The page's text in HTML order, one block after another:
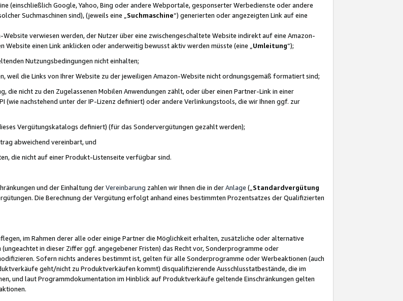
(einschließlich Google, Yahoo, Bing oder andere Webportale, gesponserter Werbedienste oder andere
Suchmaschinen sind), (jeweils eine „ Suchmaschine“) generierten oder angezeigten Link auf eine
verwiesen werden, der Nutzer über eine zwischengeschaltete Website indirekt auf eine Amazon-
einen Link anklicken oder anderweitig bewusst aktiv werden müsste (eine „ Umleitung“);
Nutzungsbedingungen nicht einhalten;
die Links von Ihrer Website zu der jeweiligen Amazon-Website nicht ordnungsgemäß formatiert sind;
die nicht zu den Zugelassenen Mobilen Anwendungen zählt, oder über einen Partner-Link in einer
(wie nachstehend unter der IP-Lizenz definiert) oder andere Verlinkungstools, die wir Ihnen ggf. zur
Vergütungskatalogs definiert) (für das Sondervergütungen gezahlt werden);
abweichend vereinbart, und
die nicht auf einer Produkt-Listenseite verfügbar sind.
und der Einhaltung derVereinbarung zahlen wir Ihnen die in derAnlage („ Standardvergütung
Die Berechnung der Vergütung erfolgt anhand eines bestimmten Prozentsatzes der Qualifizierten
im Rahmen derer alle oder einige Partner die Möglichkeit erhalten, zusätzliche oder alternative
(ungeachtet in dieser Ziffer ggf. angegebener Fristen) das Recht vor, Sonderprogramme oder
Sofern nichts anderes bestimmt ist, gelten für alle Sonderprogramme oder Werbeaktionen (auch
geht/nicht zu Produktverkäufen kommt) disqualifizierende Ausschlusstatbestände, die im
und laut Programmdokumentation im Hinblick auf Produktverkäufe geltende Einschränkungen gelten